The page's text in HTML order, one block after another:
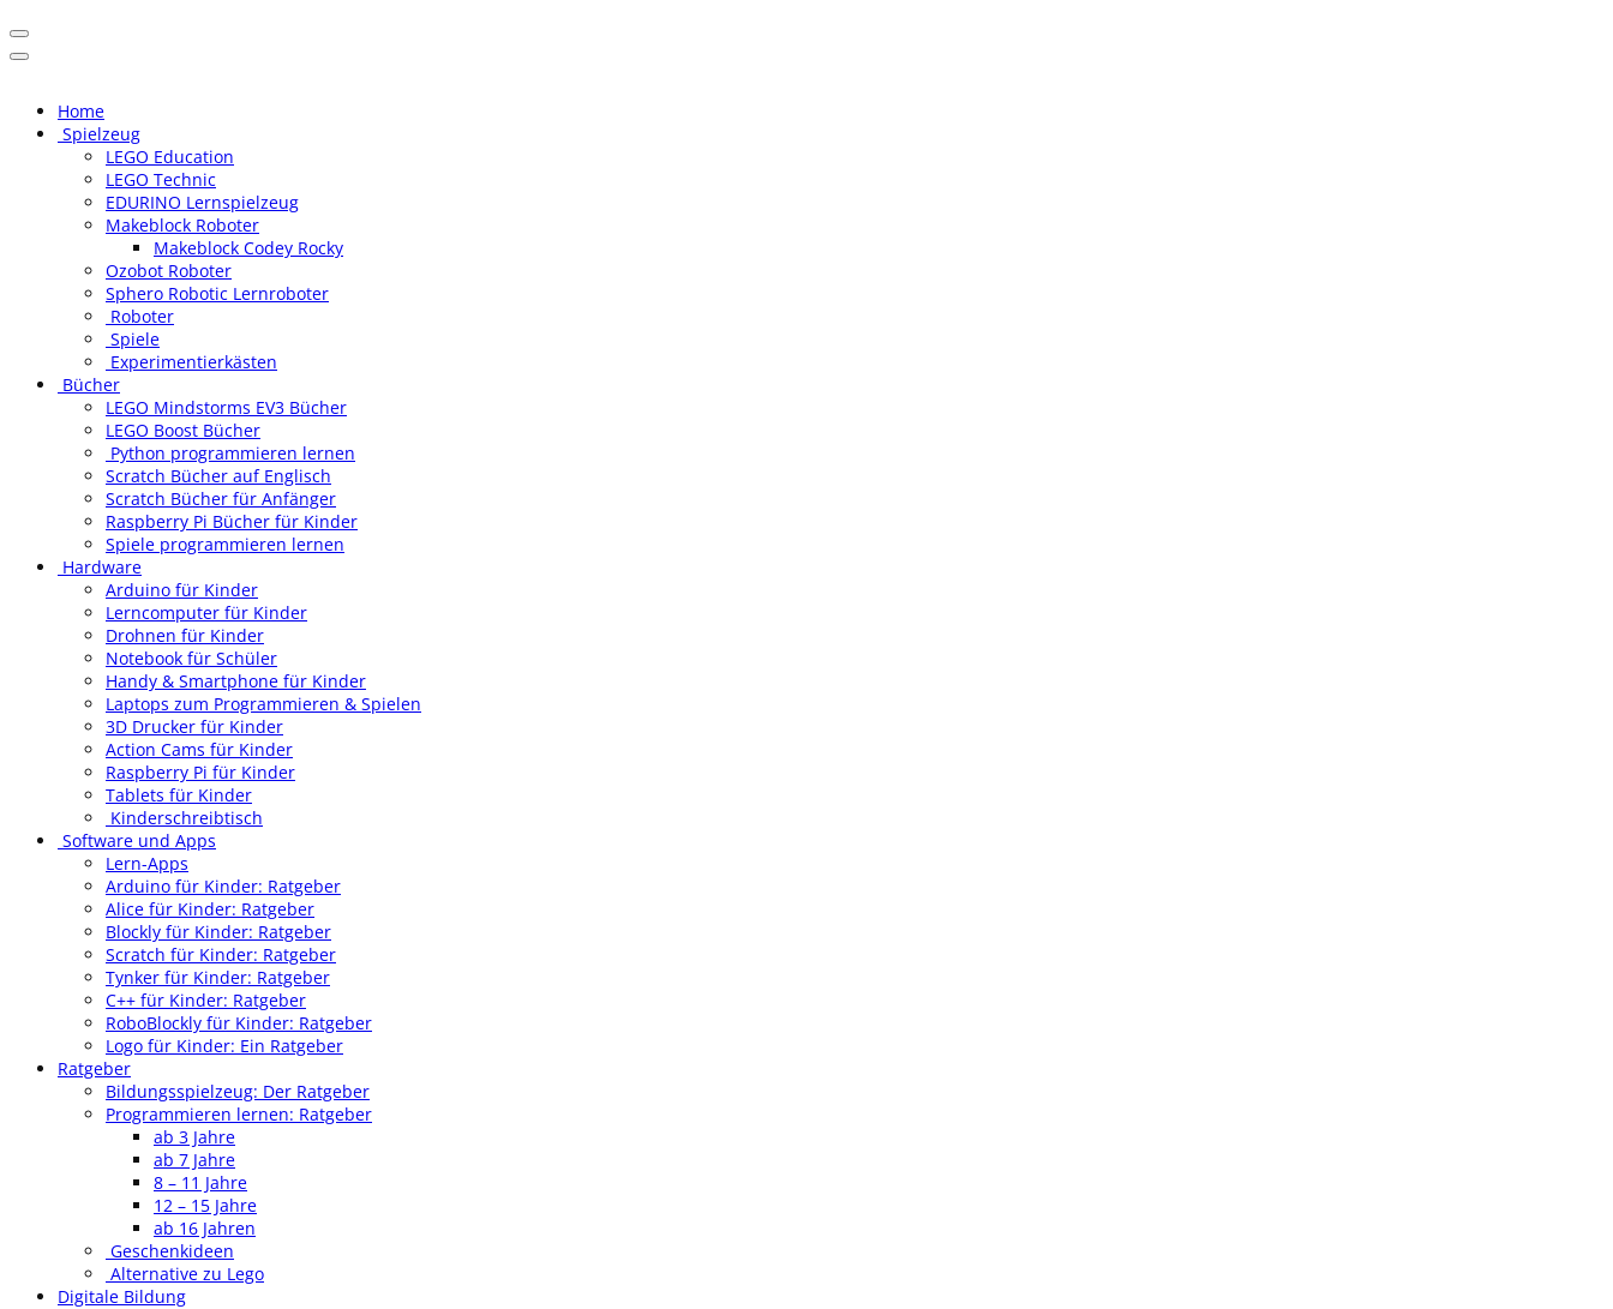
Home
Spielzeug
LEGO Education
LEGO Technic
EDURINO Lernspielzeug
Makeblock Roboter
Makeblock Codey Rocky
Ozobot Roboter
Sphero Robotic Lernroboter
Roboter
Spiele
Experimentierkästen
Bücher
LEGO Mindstorms EV3 Bücher
LEGO Boost Bücher
Python programmieren lernen
Scratch Bücher auf Englisch
Scratch Bücher für Anfänger
Raspberry Pi Bücher für Kinder
Spiele programmieren lernen
Hardware
Arduino für Kinder
Lerncomputer für Kinder
Drohnen für Kinder
Notebook für Schüler
Handy & Smartphone für Kinder
Laptops zum Programmieren & Spielen
3D Drucker für Kinder
Action Cams für Kinder
Raspberry Pi für Kinder
Tablets für Kinder
Kinderschreibtisch
Software und Apps
Lern-Apps
Arduino für Kinder: Ratgeber
Alice für Kinder: Ratgeber
Blockly für Kinder: Ratgeber
Scratch für Kinder: Ratgeber
Tynker für Kinder: Ratgeber
C++ für Kinder: Ratgeber
RoboBlockly für Kinder: Ratgeber
Logo für Kinder: Ein Ratgeber
Ratgeber
Bildungsspielzeug: Der Ratgeber
Programmieren lernen: Ratgeber
ab 3 Jahre
ab 7 Jahre
8 – 11 Jahre
12 – 15 Jahre
ab 16 Jahren
Geschenkideen
Alternative zu Lego
Digitale Bildung